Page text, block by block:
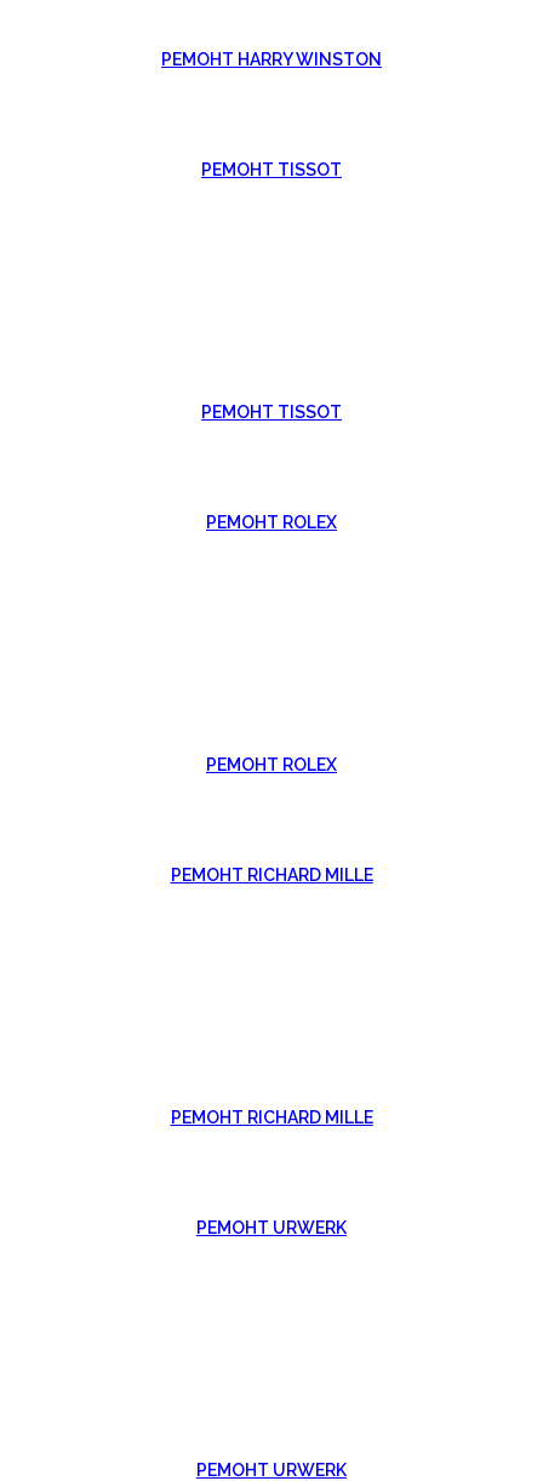
РЕМОНТ HARRY WINSTON
РЕМОНТ TISSOT
РЕМОНТ TISSOT
РЕМОНТ ROLEX
РЕМОНТ ROLEX
РЕМОНТ RICHARD MILLE
РЕМОНТ RICHARD MILLE
РЕМОНТ URWERK
РЕМОНТ URWERK